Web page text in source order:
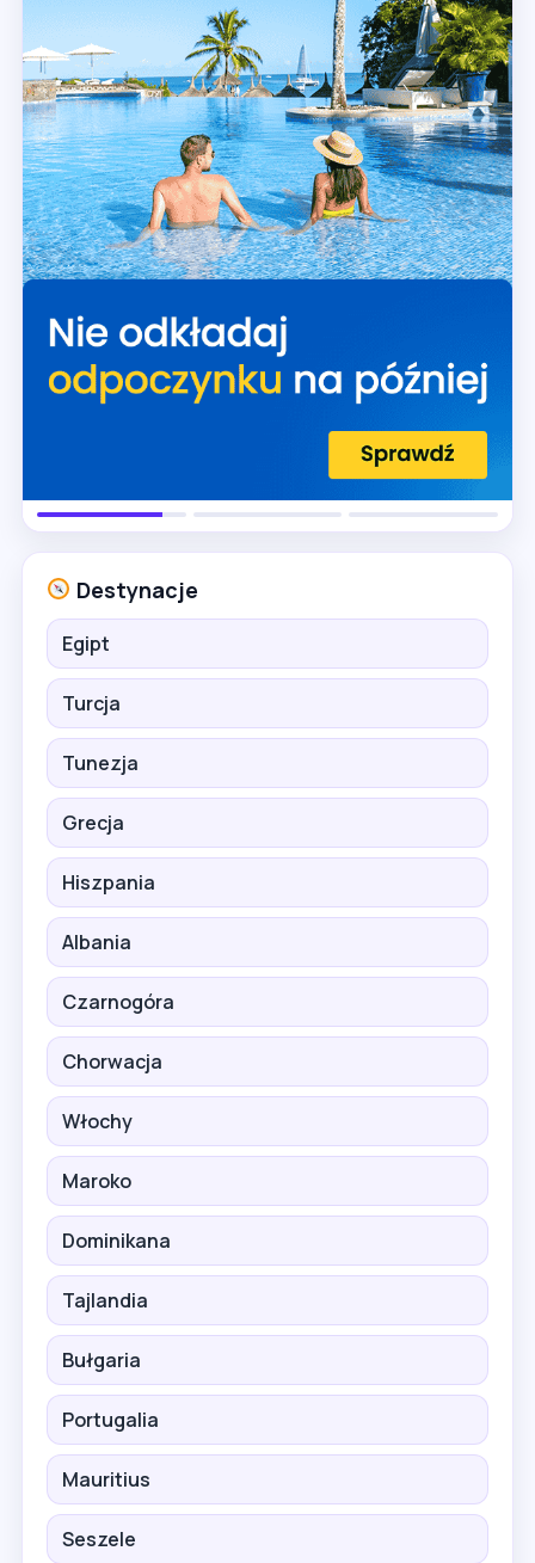
Destynacje
Egipt
Turcja
Tunezja
Grecja
Hiszpania
Albania
Czarnogóra
Chorwacja
Włochy
Maroko
Dominikana
Tajlandia
Bułgaria
Portugalia
Mauritius
Seszele